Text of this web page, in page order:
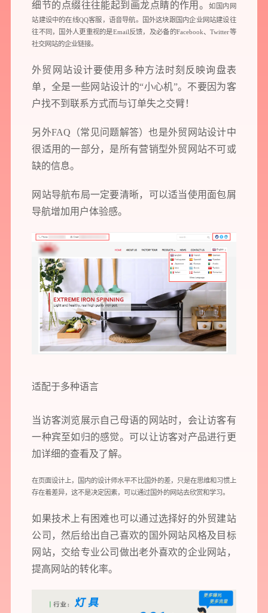
细节的点缀往往能起到画龙点睛的作用。如国内网
站建设中的在线QQ客服，语音导航。国外这块跟国内企业网站建设往
往不同，国外人更重视的是Email反馈，及必备的Facebook、Twitter等
社交网站的企业链接。
外贸网站设计要使用多种方法时刻反映询盘表
单，全是一些网站设计的“小心机”。不要因为客
户找不到联系方式而与订单失之交臂！
另外FAQ（常见问题解答）也是外贸网站设计中
很适用的一部分，是所有营销型外贸网站不可或
缺的信息。
网站导航布局一定要清晰，可以适当使用面包屑
导航增加用户体验感。
适配于多种语言
当访客浏览展示自己母语的网站时，会让访客有
一种宾至如归的感觉。可以让访客对产品进行更
加详细的查看及了解。
在页面设计上，国内的设计师水平不比国外的差，只是在思维和习惯上
存在着差异，这不是决定因素，可以通过国外的网站去欣赏和学习。
如果技术上有困难也可以通过选择好的外贸建站
公司 ，然后给出自己喜欢的国外网站风格及目标
网站，交给专业公司做出老外喜欢的企业网站，
提高网站的转化率。